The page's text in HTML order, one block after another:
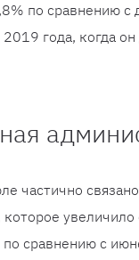
по сравнению с
года, когда
частично
увеличило
сравнению с